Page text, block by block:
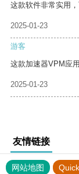
这款软件非常实用
2025-01-23
游客
这款加速器VPM应
2025-01-23
友情链接
网站地图